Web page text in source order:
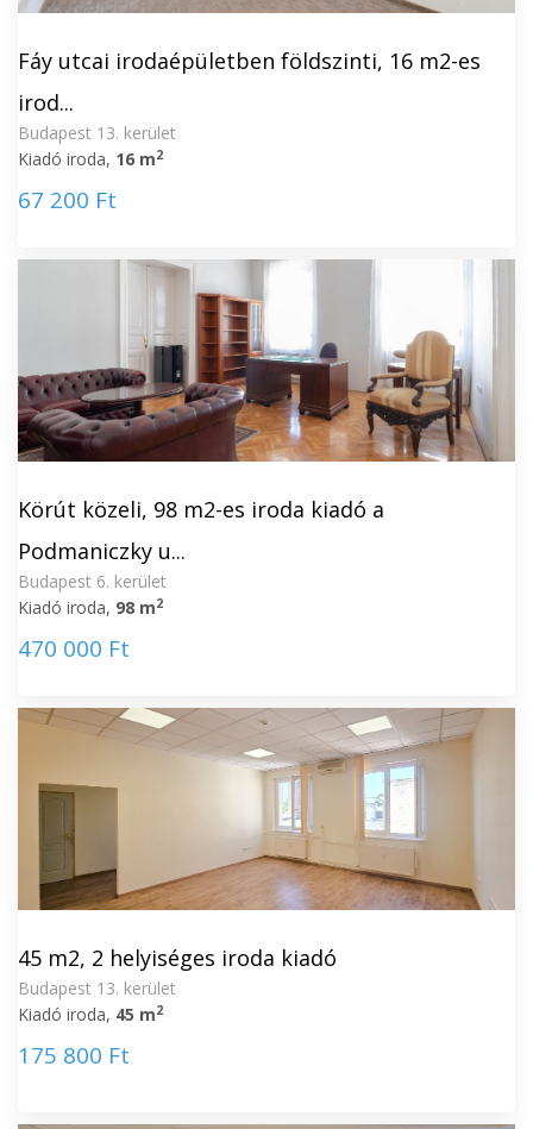
Fáy utcai irodaépületben földszinti, 16 m2-es
irod...
Budapest 13. kerület
Kiadó iroda, 16 m2
67 200 Ft
Körút közeli, 98 m2-es iroda kiadó a
Podmaniczky u...
Budapest 6. kerület
Kiadó iroda, 98 m2
470 000 Ft
45 m2, 2 helyiséges iroda kiadó
Budapest 13. kerület
Kiadó iroda, 45 m2
175 800 Ft